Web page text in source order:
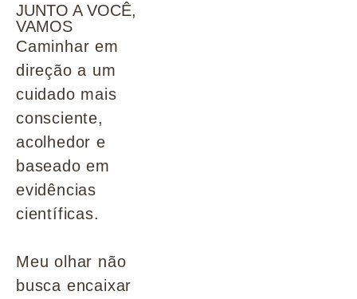
JUNTO A VOCÊ,
VAMOS
Caminhar em
direção a um
cuidado mais
consciente,
acolhedor e
baseado em
evidências
científicas.
Meu olhar não
busca encaixar